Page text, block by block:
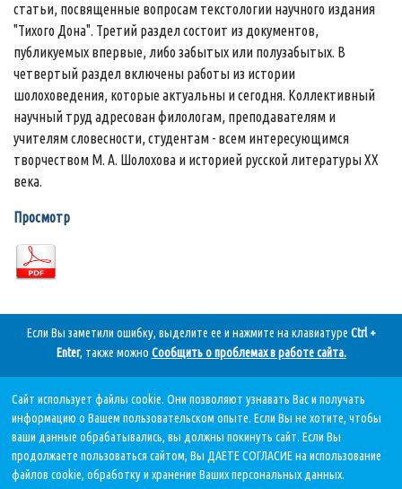
статьи, посвященные вопросам текстологии научного издания
"Тихого Дона". Третий раздел состоит из документов,
публикуемых впервые, либо забытых или полузабытых. В
четвертый раздел включены работы из истории
шолоховедения, которые актуальны и сегодня. Коллективный
научный труд адресован филологам, преподавателям и
учителям словесности, студентам - всем интересующимся
творчеством М. А. Шолохова и историей русской литературы ХХ
века.
Просмотр
Если Вы заметили ошибку, выделите ее и нажмите на клавиатуре Ctrl +
Enter, также можно Сообщить о проблемах в работе сайта.
Дата последнего обновления:
05.08.2026, в 11 11.
Сайт использует файлы cookie. Они позволяют узнавать Вас и получать
информацию о Вашем пользовательском опыте. Если Вы не хотите, чтобы
ваши данные обрабатывались, вы должны покинуть сайт. Если Вы
продолжаете пользоваться сайтом, Вы ДАЕТЕ СОГЛАСИЕ на использование
файлов cookie, обработку и хранение Ваших персональных данных.